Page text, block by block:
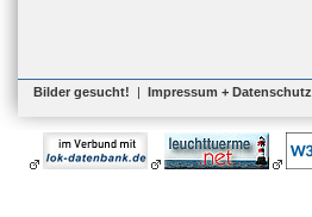
Bilder gesucht! | Impressum + Datenschutz